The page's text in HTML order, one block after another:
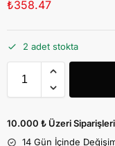
₺358.47
2 adet stokta
10.000 ₺ Üzeri
14 Gün İçinde